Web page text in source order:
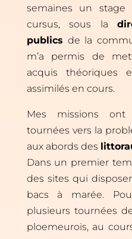
semaines un
cursus, sous la
publics de la
m’a permis de
acquis théoriques
assimilés en cours.
Mes missions ont
tournées vers la
aux abords des
Dans un premier
des sites qui
bacs à marée.
plusieurs tournées
ploemeurois, au